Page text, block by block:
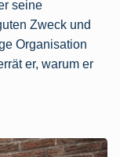
seine
Zweck und
Organisation
er, warum er